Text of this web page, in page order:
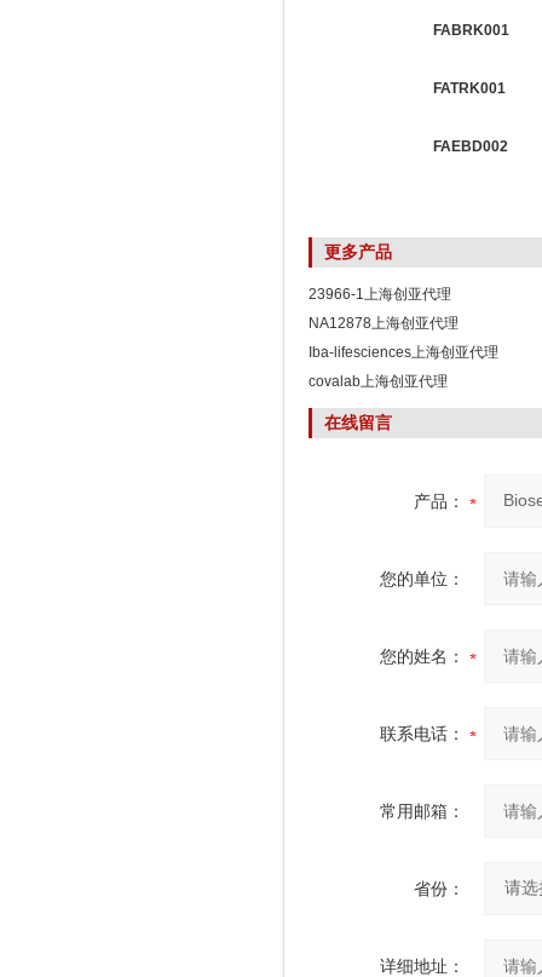
FABRK001
FATRK001
FAEBD002
更多产品
23966-1上海创亚代理
NA12878上海创亚代理
Iba-lifesciences上海创亚代理
covalab上海创亚代理
在线留言
产品：
您的单位：
您的姓名：
联系电话：
常用邮箱：
省份：
详细地址：